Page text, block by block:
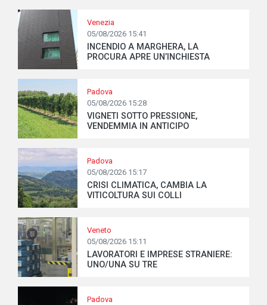
Venezia
05/08/2026 15:41
INCENDIO A MARGHERA, LA
PROCURA APRE UN’INCHIESTA
Padova
05/08/2026 15:28
VIGNETI SOTTO PRESSIONE,
VENDEMMIA IN ANTICIPO
Padova
05/08/2026 15:17
CRISI CLIMATICA, CAMBIA LA
VITICOLTURA SUI COLLI
Veneto
05/08/2026 15:11
LAVORATORI E IMPRESE STRANIERE:
UNO/UNA SU TRE
Padova